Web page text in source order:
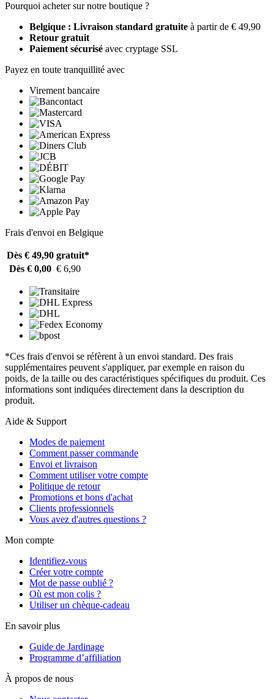
Pourquoi acheter sur notre boutique ?
Belgique : Livraison standard gratuite à partir de € 49,90
Retour gratuit
Paiement sécurisé avec cryptage SSL
Payez en toute tranquillité avec
Virement bancaire
Frais d'envoi en Belgique
Dès € 49,90 gratuit*
Dès € 0,00 € 6,90
*Ces frais d'envoi se réfèrent à un envoi standard. Des frais
supplémentaires peuvent s'appliquer, par exemple en raison du
poids, de la taille ou des caractéristiques spécifiques du produit. Ces
informations sont indiquées directement dans la description du
produit.
Aide & Support
Modes de paiement
Comment passer commande
Envoi et livraison
Comment utiliser votre compte
Politique de retour
Promotions et bons d'achat
Clients professionnels
Vous avez d'autres questions ?
Mon compte
Identifiez-vous
Créer votre compte
Mot de passe oublié ?
Où est mon colis ?
Utiliser un chèque-cadeau
En savoir plus
Guide de Jardinage
Programme d’affiliation
À propos de nous